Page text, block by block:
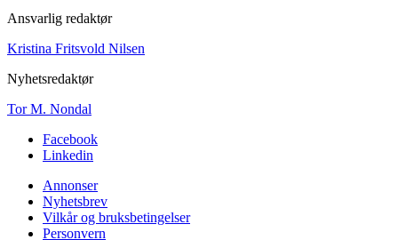
Ansvarlig redaktør
Kristina Fritsvold Nilsen
Nyhetsredaktør
Tor M. Nondal
Facebook
Linkedin
Annonser
Nyhetsbrev
Vilkår og bruksbetingelser
Personvern